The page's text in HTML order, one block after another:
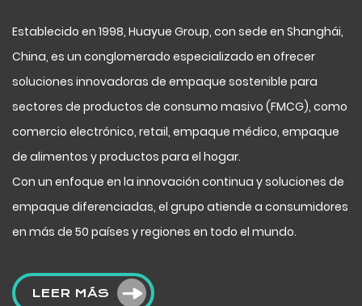
Establecido en 1998, Huayue Group, con sede en Shanghái,
China, es un conglomerado especializado en ofrecer
soluciones innovadoras de empaque sostenible para
sectores de productos de consumo masivo (FMCG), como
comercio electrónico, retail, empaque médico, empaque
de alimentos y productos para el hogar.
Con un enfoque en la innovación continua y soluciones de
empaque diferenciadas, el grupo atiende a consumidores
en más de 50 países y regiones en todo el mundo.
LEER MÁS